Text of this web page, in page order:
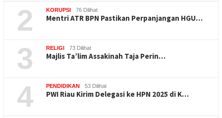
2 KORUPSI 76 Dilihat
Mentri ATR BPN Pastikan Perpanjangan HGU…
3 RELIGI 73 Dilihat
Majlis Ta’lim Assakinah Taja Perin…
4 PENDIDIKAN 53 Dilihat
PWI Riau Kirim Delegasi ke HPN 2025 di K…